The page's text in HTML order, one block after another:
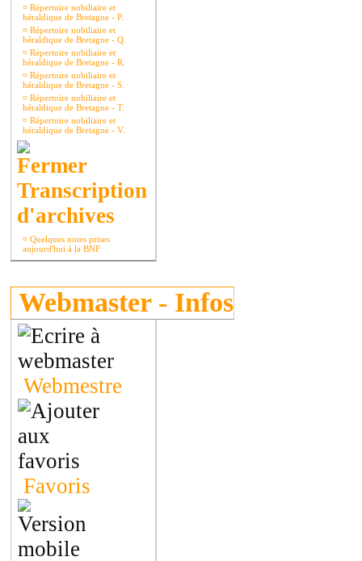
¤ Répertoire nobiliaire et
héraldique de Bretagne - P.
¤ Répertoire nobiliaire et
héraldique de Bretagne - Q.
¤ Répertoire nobiliaire et
héraldique de Bretagne - R.
¤ Répertoire nobiliaire et
héraldique de Bretagne - S.
¤ Répertoire nobiliaire et
héraldique de Bretagne - T.
¤ Répertoire nobiliaire et
héraldique de Bretagne - V.
Transcription
d'archives
¤ Quelques notes prises
aujourd'hui à la BNF
Webmaster - Infos
Webmestre
Favoris